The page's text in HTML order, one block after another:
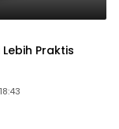
Praktis